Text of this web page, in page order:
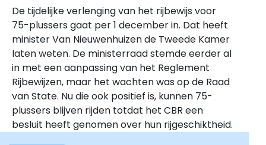
De tijdelijke verlenging van het rijbewijs voor
75-plussers gaat per 1 december in. Dat heeft
minister Van Nieuwenhuizen de Tweede Kamer
laten weten. De ministerraad stemde eerder al
in met een aanpassing van het Reglement
Rijbewijzen, maar het wachten was op de Raad
van State. Nu die ook positief is, kunnen 75-
plussers blijven rijden totdat het CBR een
besluit heeft genomen over hun rijgeschiktheid.